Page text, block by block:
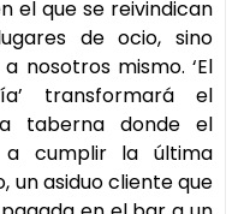
el que se reivindican
de ocio, sino
nosotros mismo. ‘El
transformará el
taberna donde el
cumplir la última
un asiduo cliente que